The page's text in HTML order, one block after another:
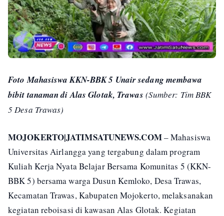
Foto Mahasiswa KKN-BBK 5 Unair sedang membawa
bibit tanaman di Alas Glotak, Trawas (Sumber: Tim BBK
5 Desa Trawas)
MOJOKERTO|JATIMSATUNEWS.COM– Mahasiswa
Universitas Airlangga yang tergabung dalam program
Kuliah Kerja Nyata Belajar Bersama Komunitas 5 (KKN-
BBK 5) bersama warga Dusun Kemloko, Desa Trawas,
Kecamatan Trawas, Kabupaten Mojokerto, melaksanakan
kegiatan reboisasi di kawasan Alas Glotak. Kegiatan